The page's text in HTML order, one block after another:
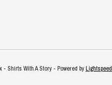
- Shirts With A Story - Powered byLightspeed